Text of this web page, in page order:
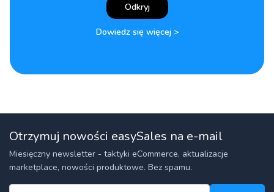
Odkryj
Dowiedz się więcej >
Otrzymuj nowości easySales na e-mail
Miesięczny newsletter - taktyki eCommerce, aktualizacje
marketplace, nowości produktowe. Bez spamu.